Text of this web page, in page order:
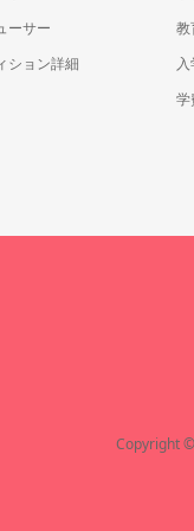
ーサー
ション詳細
教
学
Copyright